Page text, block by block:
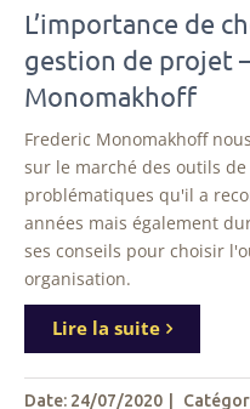
L’importance de
gestion de projet
Monomakhoff
Frederic Monomakhoff
sur le marché des outils
problématiques qu'il a
années mais également
ses conseils pour choisir
organisation.
Lire la suite
Date: 24/07/2020